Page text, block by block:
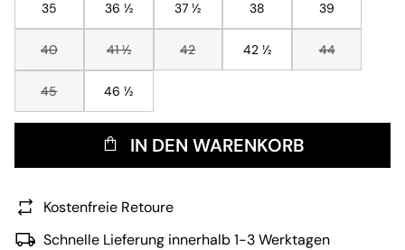
35 36 ½ 37 ½ 38 39
40 41 ½ 42 42 ½ 44
45 46 ½
IN DEN WARENKORB
Kostenfreie Retoure
Schnelle Lieferung innerhalb 1-3 Werktagen